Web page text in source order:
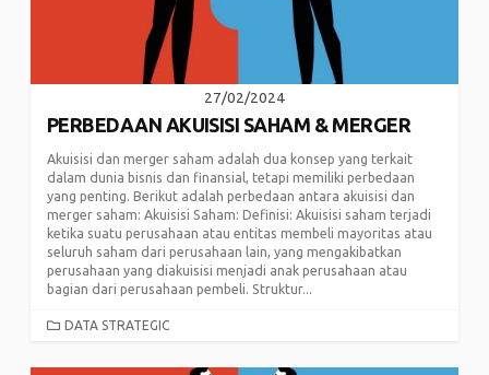
27/02/2024
PERBEDAAN AKUISISI SAHAM & MERGER
Akuisisi dan merger saham adalah dua konsep yang terkait
dalam dunia bisnis dan finansial, tetapi memiliki perbedaan
yang penting. Berikut adalah perbedaan antara akuisisi dan
merger saham: Akuisisi Saham: Definisi: Akuisisi saham terjadi
ketika suatu perusahaan atau entitas membeli mayoritas atau
seluruh saham dari perusahaan lain, yang mengakibatkan
perusahaan yang diakuisisi menjadi anak perusahaan atau
bagian dari perusahaan pembeli. Struktur...
CATEGORIES
DATA STRATEGIC